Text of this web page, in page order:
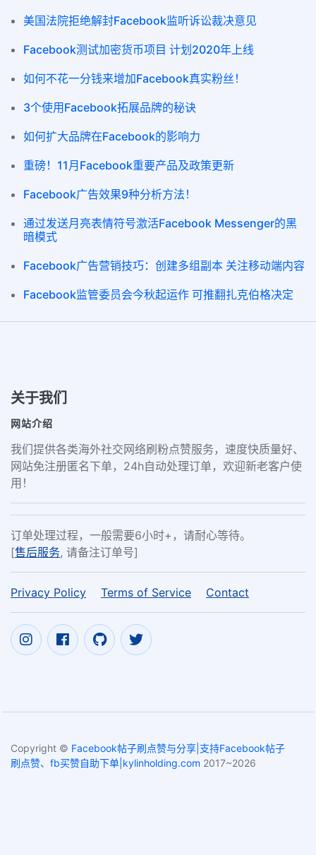
美国法院拒绝解封Facebook监听诉讼裁决意见
Facebook测试加密货币项目 计划2020年上线
如何不花一分钱来增加Facebook真实粉丝！
3个使用Facebook拓展品牌的秘诀
如何扩大品牌在Facebook的影响力
重磅！11月Facebook重要产品及政策更新
Facebook广告效果9种分析方法！
通过发送月亮表情符号激活Facebook Messenger的黑
暗模式
Facebook广告营销技巧：创建多组副本 关注移动端内容
Facebook监管委员会今秋起运作 可推翻扎克伯格决定
关于我们
网站介绍
我们提供各类海外社交网络刷粉点赞服务，速度快质量好、
网站免注册匿名下单，24h自动处理订单，欢迎新老客户使
用！
订单处理过程，一般需要6小时+，请耐心等待。
[售后服务, 请备注订单号]
Privacy Policy Terms of Service Contact
Copyright © Facebook帖子刷点赞与分享|支持Facebook帖子
刷点赞、fb买赞自助下单|kylinholding.com 2017~2026